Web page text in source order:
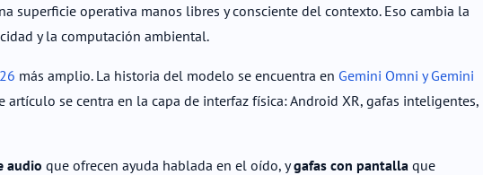
superficie operativa manos libres y consciente del contexto. Eso cambia la
y la computación ambiental.
más amplio. La historia del modelo se encuentra en Gemini Omni y Gemini
artículo se centra en la capa de interfaz física: Android XR, gafas inteligentes,
audio que ofrecen ayuda hablada en el oído, ygafas con pantalla que